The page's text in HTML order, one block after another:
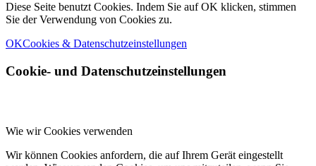
Diese Seite benutzt Cookies. Indem Sie auf OK klicken, stimmen
Sie der Verwendung von Cookies zu.
OKCookies & Datenschutzeinstellungen
Cookie- und Datenschutzeinstellungen
Wie wir Cookies verwenden
Wir können Cookies anfordern, die auf Ihrem Gerät eingestellt